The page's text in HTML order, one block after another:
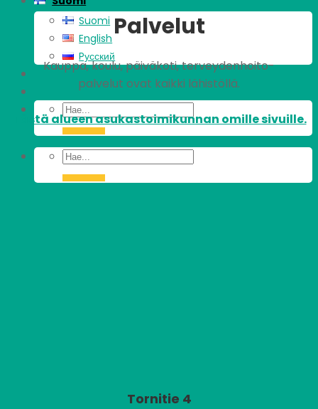
Suomi
English
Pусский
Palvelut
Kauppa, koulu, päiväkoti, terveydenhoito-
palvelut ovat kaikki lähistöllä.
Tästä alueen asukastoimikunnan omille sivuille.
Tornitie 4